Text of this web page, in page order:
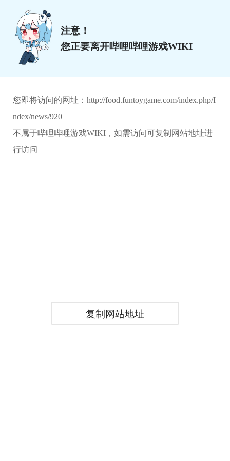
注意！
您正要离开哔哩哔哩游戏WIKI
您即将访问的网址： http://food.funtoygame.com/index.php/I
ndex/news/920
不属于哔哩哔哩游戏WIKI，如需访问可复制网站地址进
行访问
复制网站地址